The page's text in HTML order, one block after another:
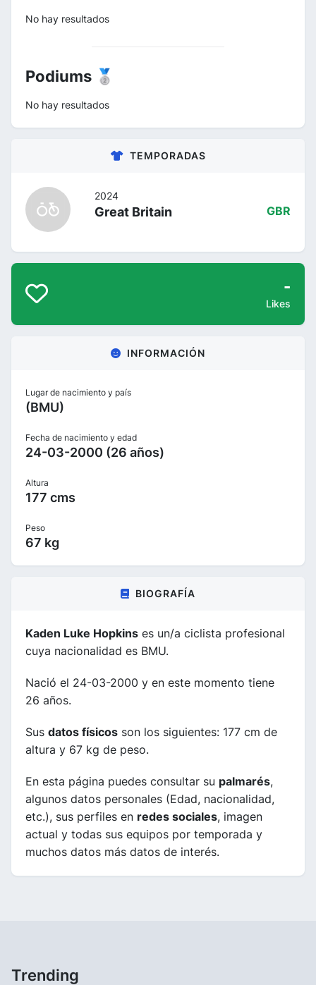
No hay resultados
Podiums 🥈
No hay resultados
TEMPORADAS
2024
Great Britain GBR
-
Likes
INFORMACIÓN
Lugar de nacimiento y país
(BMU)
Fecha de nacimiento y edad
24-03-2000 (26 años)
Altura
177 cms
Peso
67 kg
BIOGRAFÍA
Kaden Luke Hopkins es un/a ciclista profesional
cuya nacionalidad es BMU.
Nació el 24-03-2000 y en este momento tiene
26 años.
Sus datos físicos son los siguientes: 177 cm de
altura y 67 kg de peso.
En esta página puedes consultar su palmarés,
algunos datos personales (Edad, nacionalidad,
etc.), sus perfiles en redes sociales, imagen
actual y todas sus equipos por temporada y
muchos datos más datos de interés.
Trending